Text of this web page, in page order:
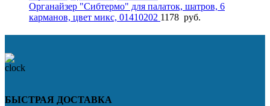
Органайзер "Сибтермо" для палаток, шатров, 6
карманов, цвет микс, 01410202 1178 руб.
БЫСТРАЯ ДОСТАВКА